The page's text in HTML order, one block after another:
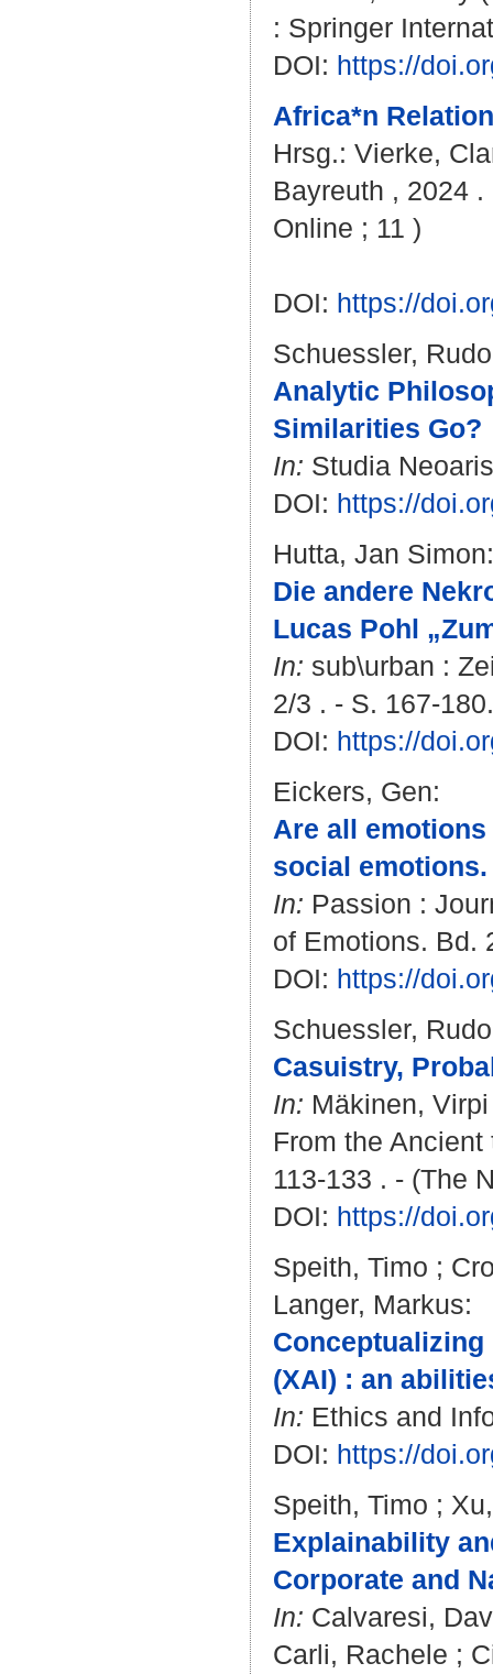
: Springer
DOI: https://
Africa*n
Hrsg.: Vierke,
Bayreuth , 2024
Online ; 11 )
DOI: https://
Schuessler,
Analytic
Similarities Go?
In: Studia
DOI: https://
Hutta, Jan Simon:
Die andere
Lucas Pohl
In: sub\urban :
2/3 . - S. 167-180.
DOI: https://
Eickers, Gen:
Are all
social emotions.
In: Passion :
of Emotions. Bd.
DOI: https://
Schuessler,
Casuistry,
In: Mäkinen, Virpi
From the
113-133 . - (The
DOI: https://
Speith, Timo ;
Langer, Markus:
(XAI) : an
In: Ethics and
DOI: https://
Speith, Timo ;
Explainability
Corporate and
In: Calvaresi,
Carli, Rachele ;